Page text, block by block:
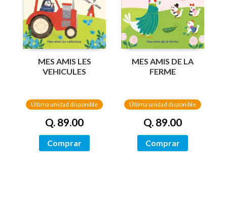
MES AMIS LES
VEHICULES
Última unidad disponible
Q. 89.00
Comprar
MES AMIS DE LA
FERME
Última unidad disponible
Q. 89.00
Comprar